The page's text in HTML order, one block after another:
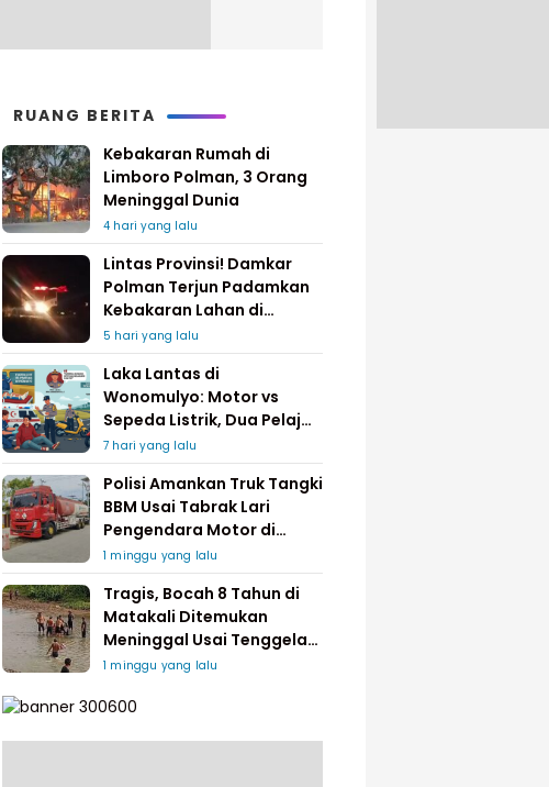
RUANG BERITA
Kebakaran Rumah di
Limboro Polman, 3 Orang
Meninggal Dunia
4 hari yang lalu
Lintas Provinsi! Damkar
Polman Terjun Padamkan
Kebakaran Lahan di
Pinrang
5 hari yang lalu
Laka Lantas di
Wonomulyo: Motor vs
Sepeda Listrik, Dua Pelajar
Dilarikan ke Rumah Sakit
7 hari yang lalu
Polisi Amankan Truk Tangki
BBM Usai Tabrak Lari
Pengendara Motor di
Matakali
1 minggu yang lalu
Tragis, Bocah 8 Tahun di
Matakali Ditemukan
Meninggal Usai Tenggelam
di Sungai
1 minggu yang lalu